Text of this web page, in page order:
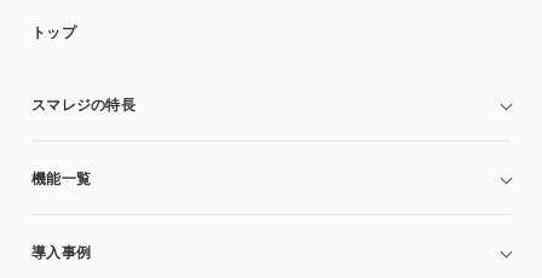
トップ
スマレジの特長
機能一覧
導入事例